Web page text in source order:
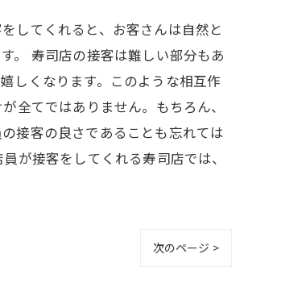
してくれると、お客さんは自然と
。 寿司店の接客は難しい部分もあ
しくなります。このような相互作
全てではありません。もちろん、
接客の良さであることも忘れては
が接客をしてくれる寿司店では、
次のページ >